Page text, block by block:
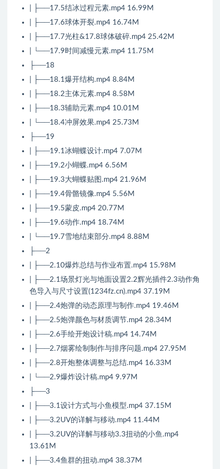
| ├──17.5结冰过程元素.mp4 16.99M
| ├──17.6球体开裂.mp4 16.74M
| ├──17.7光柱&17.8球体破碎.mp4 25.42M
| └──17.9时间减慢元素.mp4 11.75M
├──18
| ├──18.1爆开结构.mp4 8.84M
| ├──18.2主体元素.mp4 8.58M
| ├──18.3辅助元素.mp4 10.01M
| └──18.4冲屏效果.mp4 25.73M
├──19
| ├──19.1冰蝴蝶设计.mp4 7.07M
| ├──19.2小蝴蝶.mp4 6.56M
| ├──19.3大蝴蝶贴图.mp4 21.96M
| ├──19.4骨骼镜像.mp4 5.56M
| ├──19.5蒙皮.mp4 20.77M
| ├──19.6动作.mp4 18.74M
| └──19.7雪地结束部分.mp4 8.88M
├──2
| ├──2.10爆炸总结与作业布置.mp4 15.98M
| ├──2.1场景灯光与地面设置2.2辉光插件2.3动作角
色导入与尺寸设置(1234fz.cn).mp4 37.19M
| ├──2.4炮弹的动态原理与制作.mp4 19.46M
| ├──2.5炮弹颜色与材质调节.mp4 28.34M
| ├──2.6手绘开炮设计稿.mp4 14.74M
| ├──2.7烟雾绘制制作与排序问题.mp4 27.95M
| ├──2.8开炮整体调整与总结.mp4 16.33M
| └──2.9爆炸设计稿.mp4 9.97M
├──3
| ├──3.1设计方式与小鱼模型.mp4 37.15M
| ├──3.2UV的详解与移动.mp4 11.44M
| ├──3.2UV的详解与移动3.3扭动的小鱼.mp4
13.61M
| ├──3.4鱼群的扭动.mp4 38.37M